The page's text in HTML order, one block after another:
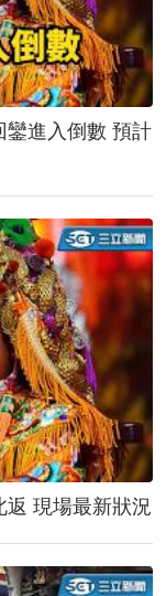
鑾進入倒數 預計
返 現場最新狀況